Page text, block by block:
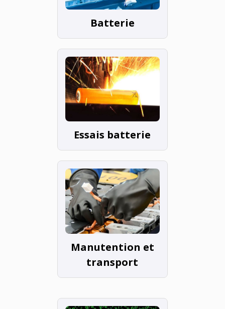
Batterie
Essais batterie
Manutention et
transport